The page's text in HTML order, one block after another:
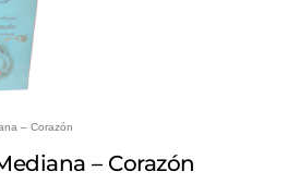
– Corazón
– Corazón